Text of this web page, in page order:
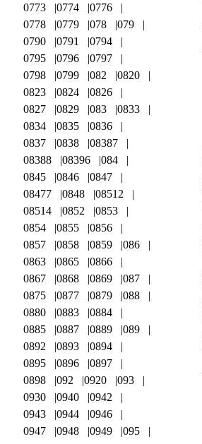
0773
0774
0776
0778
0779 078
079
0790
0791
0794
0795
0796
0797
0798
0799 082
0820
0823
0824
0826
0827
0829 083
0833
0834
0835
0836
0837
0838
08387
08388
08396
084
0845
0846
0847
08477
0848
08512
08514
0852
0853
0854
0855
0856
0857
0858 0859
086
0863
0865
0866
0867
0868 0869
087
0875
0877 0879
088
0880
0883
0884
0885
0887 0889
089
0892
0893
0894
0895
0896
0897
0898
092 0920
093
0930
0940
0942
0943
0944
0946
0947
0948 0949
095